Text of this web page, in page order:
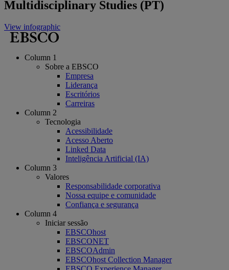
Multidisciplinary Studies (PT)
View infographic
Column 1
Sobre a EBSCO
Empresa
Liderança
Escritórios
Carreiras
Column 2
Tecnologia
Acessibilidade
Acesso Aberto
Linked Data
Inteligência Artificial (IA)
Column 3
Valores
Responsabilidade corporativa
Nossa equipe e comunidade
Confiança e segurança
Column 4
Iniciar sessão
EBSCOhost
EBSCONET
EBSCOAdmin
EBSCOhost Collection Manager